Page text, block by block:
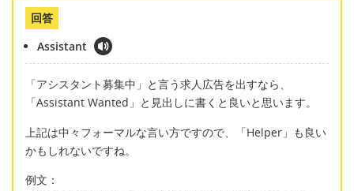
回答
Assistant
「アシスタント募集中」と言う求人広告を出すなら、
「Assistant Wanted」と見出しに書くと良いと思います。
上記は中々フォーマルな言い方ですので、「Helper」も良い
かもしれないですね。
例文：